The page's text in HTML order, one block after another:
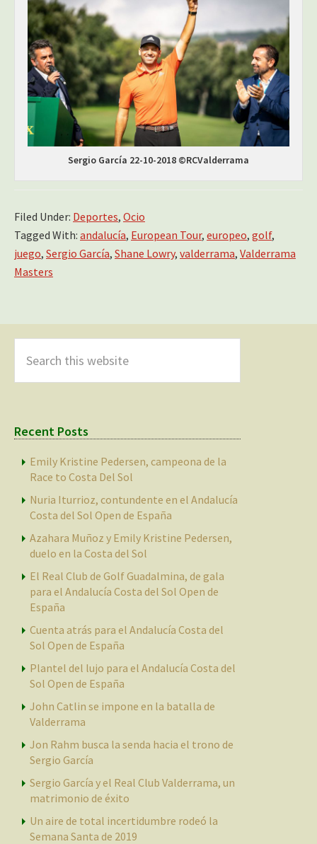
Sergio García 22-10-2018 ©RCValderrama
Filed Under: Deportes, Ocio
Tagged With: andalucía, European Tour, europeo, golf,
juego, Sergio García, Shane Lowry, valderrama, Valderrama
Masters
Sidebar
this
website
Recent Posts
Emily Kristine Pedersen, campeona de la
Race to Costa Del Sol
Nuria Iturrioz, contundente en el Andalucía
Costa del Sol Open de España
Azahara Muñoz y Emily Kristine Pedersen,
duelo en la Costa del Sol
El Real Club de Golf Guadalmina, de gala
para el Andalucía Costa del Sol Open de
España
Cuenta atrás para el Andalucía Costa del
Sol Open de España
Plantel del lujo para el Andalucía Costa del
Sol Open de España
John Catlin se impone en la batalla de
Valderrama
Jon Rahm busca la senda hacia el trono de
Sergio García
Sergio García y el Real Club Valderrama, un
matrimonio de éxito
Un aire de total incertidumbre rodeó la
Semana Santa de 2019